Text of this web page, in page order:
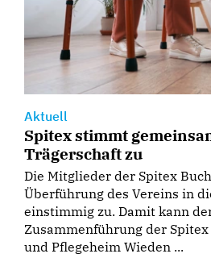
Aktuell
Spitex stimmt
Trägerschaft zu
Die Mitglieder der Spitex
Überführung des Vereins in
einstimmig zu. Damit kann
Zusammenführung der
und Pflegeheim Wieden ...